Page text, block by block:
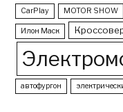
CarPlay MOTOR SHOW
Илон Маск
автофургон